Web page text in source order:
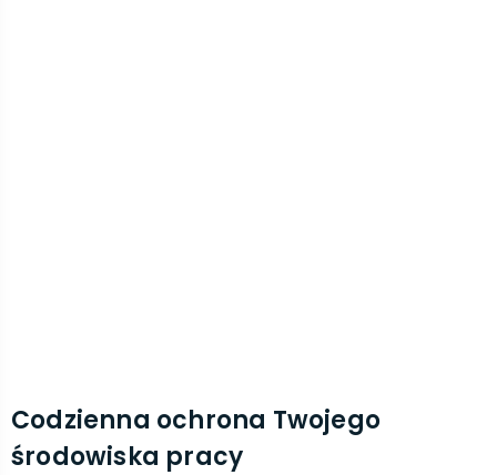
Codzienna ochrona Twojego
środowiska pracy